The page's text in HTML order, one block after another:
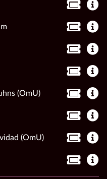
(OmU)
(OmU)